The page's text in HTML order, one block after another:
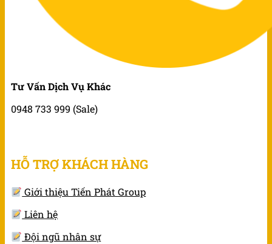
Tư Vấn Dịch Vụ Khác
0948 733 999 (Sale)
HỖ TRỢ KHÁCH HÀNG
Giới thiệu Tiến Phát Group
Liên hệ
Đội ngũ nhân sự